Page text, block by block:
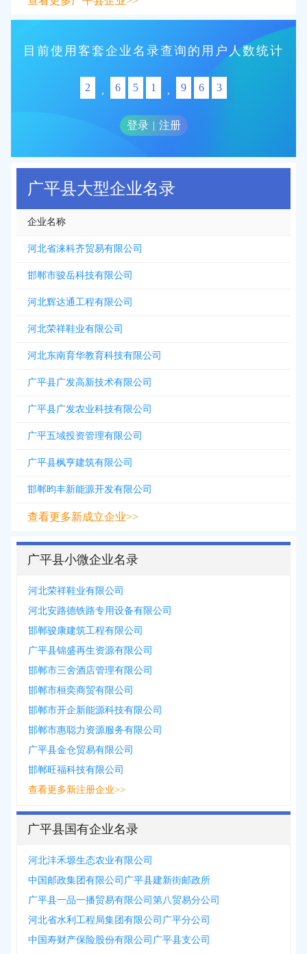
目前使用客套企业名录查询的用户人数统计
2 , 6 5 1 , 9 6 3
登录 | 注册
广平县大型企业名录
企业名称
河北省涞科齐贸易有限公司
邯郸市骏岳科技有限公司
河北辉达通工程有限公司
河北荣祥鞋业有限公司
河北东南育华教育科技有限公司
广平县广发高新技术有限公司
广平县广发农业科技有限公司
广平五域投资管理有限公司
广平县枫亨建筑有限公司
邯郸昀丰新能源开发有限公司
查看更多新成立企业>>
广平县小微企业名录
河北荣祥鞋业有限公司
河北安路德铁路专用设备有限公司
邯郸骏康建筑工程有限公司
广平县锦盛再生资源有限公司
邯郸市三舍酒店管理有限公司
邯郸市桓奕商贸有限公司
邯郸市开企新能源科技有限公司
邯郸市惠聪力资源服务有限公司
广平县金仓贸易有限公司
邯郸旺福科技有限公司
查看更多新注册企业>>
广平县国有企业名录
河北沣禾塬生态农业有限公司
中国邮政集团有限公司广平县建新街邮政所
广平县一品一播贸易有限公司第八贸易分公司
河北省水利工程局集团有限公司广平分公司
中国寿财产保险股份有限公司广平县支公司